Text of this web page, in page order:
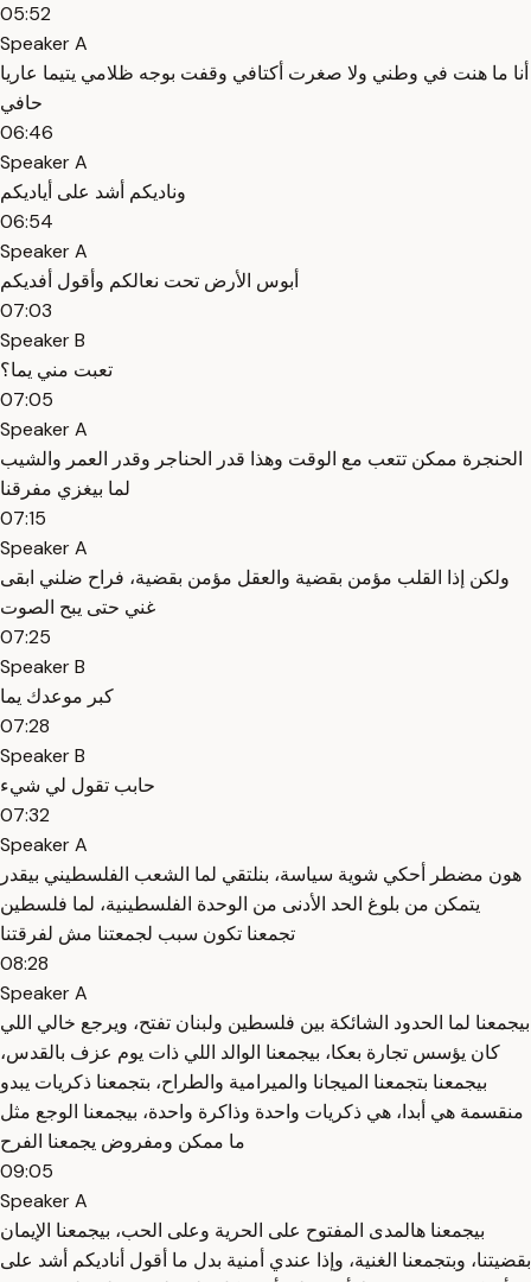
05:52
Speaker A
أنا ما هنت في وطني ولا صغرت أكتافي وقفت بوجه ظلامي يتيما عاريا
حافي
06:46
Speaker A
وناديكم أشد على أياديكم
06:54
Speaker A
أبوس الأرض تحت نعالكم وأقول أفديكم
07:03
Speaker B
تعبت مني يما؟
07:05
Speaker A
الحنجرة ممكن تتعب مع الوقت وهذا قدر الحناجر وقدر العمر والشيب
لما بيغزي مفرقنا
07:15
Speaker A
ولكن إذا القلب مؤمن بقضية والعقل مؤمن بقضية، فراح ضلني ابقى
غني حتى يبح الصوت
07:25
Speaker B
كبر موعدك يما
07:28
Speaker B
حابب تقول لي شيء
07:32
Speaker A
هون مضطر أحكي شوية سياسة، بنلتقي لما الشعب الفلسطيني بيقدر
يتمكن من بلوغ الحد الأدنى من الوحدة الفلسطينية، لما فلسطين
تجمعنا تكون سبب لجمعتنا مش لفرقتنا
08:28
Speaker A
بيجمعنا لما الحدود الشائكة بين فلسطين ولبنان تفتح، ويرجع خالي اللي
كان يؤسس تجارة بعكا، بيجمعنا الوالد اللي ذات يوم عزف بالقدس،
بيجمعنا بتجمعنا الميجانا والميرامية والطراح، بتجمعنا ذكريات يبدو
منقسمة هي أبدا، هي ذكريات واحدة وذاكرة واحدة، بيجمعنا الوجع مثل
ما ممكن ومفروض يجمعنا الفرح
09:05
Speaker A
بيجمعنا هالمدى المفتوح على الحرية وعلى الحب، بيجمعنا الإيمان
بقضيتنا، وبتجمعنا الغنية، وإذا عندي أمنية بدل ما أقول أناديكم أشد على